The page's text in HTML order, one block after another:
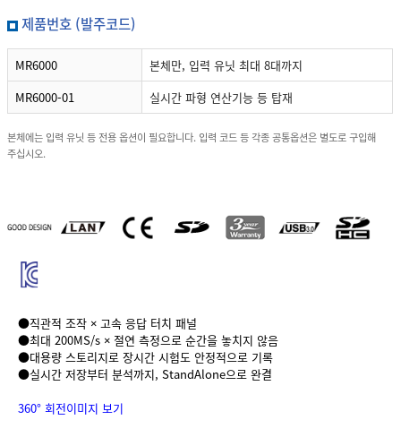
제품번호 (발주코드)
MR6000
본체만, 입력 유닛 최대 8대까지
MR6000-01
실시간 파형 연산기능 등 탑재
본체에는 입력 유닛 등 전용 옵션이 필요합니다. 입력 코드 등 각종 공통옵션은 별도로 구입해
주십시오.
●직관적 조작 × 고속 응답 터치 패널
●최대 200MS/s × 절연 측정으로 순간을 놓치지 않음
●대용량 스토리지로 장시간 시험도 안정적으로 기록
●실시간 저장부터 분석까지, StandAlone으로 완결
360° 회전이미지 보기